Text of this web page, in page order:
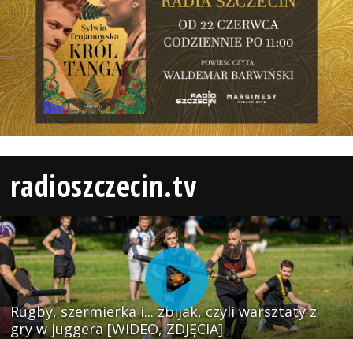
radioszczecin.tv
Rugby, szermierka i... zbijak, czyli warsztaty z
gry w juggera [WIDEO, ZDJĘCIA]